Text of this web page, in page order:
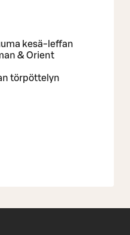
kesä-leffan
& Orient
törpöttelyn